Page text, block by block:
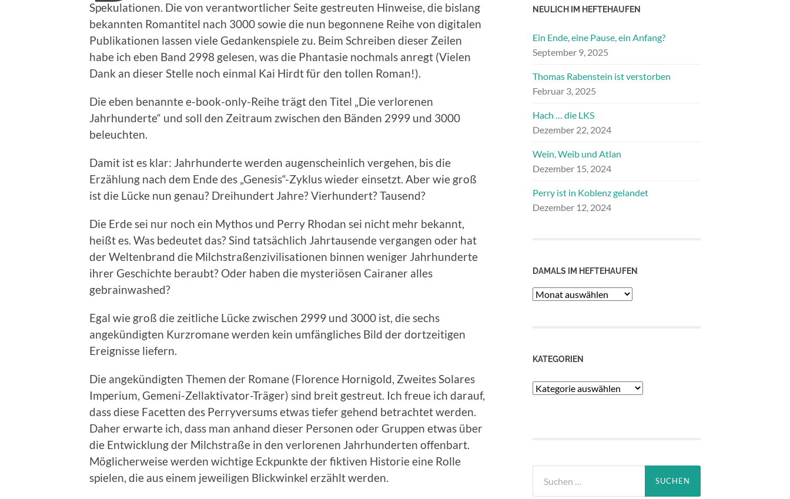
Spekulationen. Die von verantwortlicher Seite gestreuten Hinweise, die bislang
bekannten Romantitel nach 3000 sowie die nun begonnene Reihe von digitalen
Publikationen lassen viele Gedankenspiele zu. Beim Schreiben dieser Zeilen
habe ich eben Band 2998 gelesen, was die Phantasie nochmals anregt (Vielen
Dank an dieser Stelle noch einmal Kai Hirdt für den tollen Roman!).
Die eben benannte e-book-only-Reihe trägt den Titel „Die verlorenen
Jahrhunderte“ und soll den Zeitraum zwischen den Bänden 2999 und 3000
beleuchten.
Damit ist es klar: Jahrhunderte werden augenscheinlich vergehen, bis die
Erzählung nach dem Ende des „Genesis“-Zyklus wieder einsetzt. Aber wie groß
ist die Lücke nun genau? Dreihundert Jahre? Vierhundert? Tausend?
Die Erde sei nur noch ein Mythos und Perry Rhodan sei nicht mehr bekannt,
heißt es. Was bedeutet das? Sind tatsächlich Jahrtausende vergangen oder hat
der Weltenbrand die Milchstraßenzivilisationen binnen weniger Jahrhunderte
ihrer Geschichte beraubt? Oder haben die mysteriösen Cairaner alles
gebrainwashed?
Egal wie groß die zeitliche Lücke zwischen 2999 und 3000 ist, die sechs
angekündigten Kurzromane werden kein umfängliches Bild der dortzeitigen
Ereignisse liefern.
Die angekündigten Themen der Romane (Florence Hornigold, Zweites Solares
Imperium, Gemeni-Zellaktivator-Träger) sind breit gestreut. Ich freue ich darauf,
dass diese Facetten des Perryversums etwas tiefer gehend betrachtet werden.
Daher erwarte ich, dass man anhand dieser Personen oder Gruppen etwas über
die Entwicklung der Milchstraße in den verlorenen Jahrhunderten offenbart.
Möglicherweise werden wichtige Eckpunkte der fiktiven Historie eine Rolle
spielen, die aus einem jeweiligen Blickwinkel erzählt werden.
NEULICH IM HEFTEHAUFEN
Ein Ende, eine Pause, ein Anfang?
September 9, 2025
Thomas Rabenstein ist verstorben
Februar 3, 2025
Hach … die LKS
Dezember 22, 2024
Wein, Weib und Atlan
Dezember 15, 2024
Perry ist in Koblenz gelandet
Dezember 12, 2024
DAMALS IM HEFTEHAUFEN
Damals
KATEGORIEN
Kategorien
nach: